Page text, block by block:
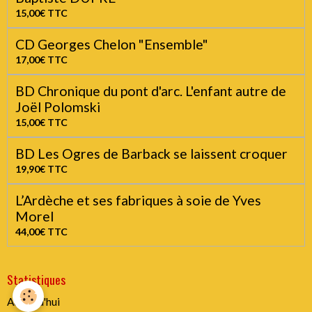
Jean-Marc MOUTET "De la Ferme au théâtre"
24,90€TTC
Poulanges
15,00€TTC